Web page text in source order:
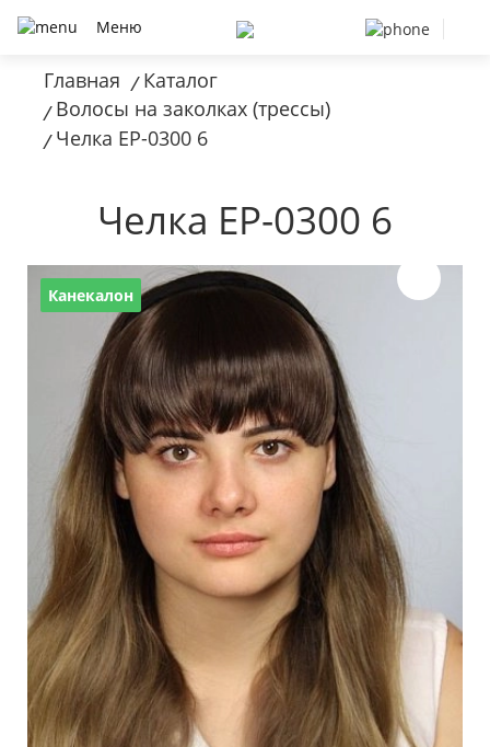
Меню
Главная / Каталог
/ Волосы на заколках (трессы)
/ Челка EP-0300 6
Челка EP-0300 6
Канекалон